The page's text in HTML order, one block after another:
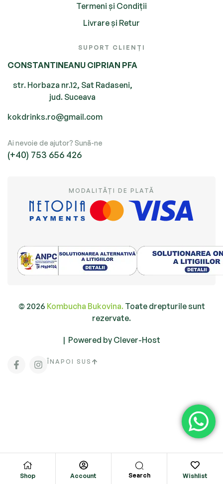
Shop Account Search Wishlist
Termeni și Condiții
Livrare și Retur
SUPORT CLIENȚI
CONSTANTINEANU CIPRIAN PFA
str. Horbaza nr.12, Sat Radaseni,
jud. Suceava
kokdrinks.ro@gmail.com
Ai nevoie de ajutor? Sună-ne
(+40) 753 656 426
MODALITĂȚI DE PLATĂ
© 2026 Kombucha Bukovina. Toate drepturile sunt
rezervate.
| Powered by Clever-Host
ÎNAPOI SUS